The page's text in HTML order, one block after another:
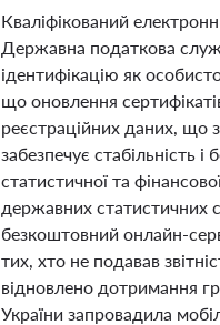
Кваліфікований
Державна податкова
ідентифікацію як
що оновлення
реєстраційних даних, що
забезпечує стабільність
статистичної та
державних статистичних
безкоштовний онлайн-
тих, хто не подавав
відновлено дотримання
України запровадила